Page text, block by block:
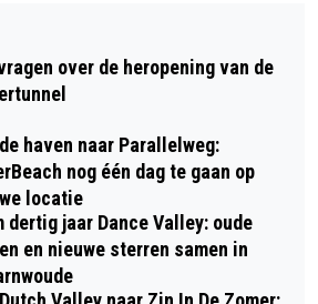
I
IN PODIUM
BANDS UIT
HEEMSKERK EN
over de heropening van de
haven naar Parallelweg:
nog één dag te gaan op
locatie
dertig jaar Dance Valley: oude
en nieuwe sterren samen in